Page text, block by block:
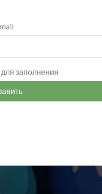
заполнения